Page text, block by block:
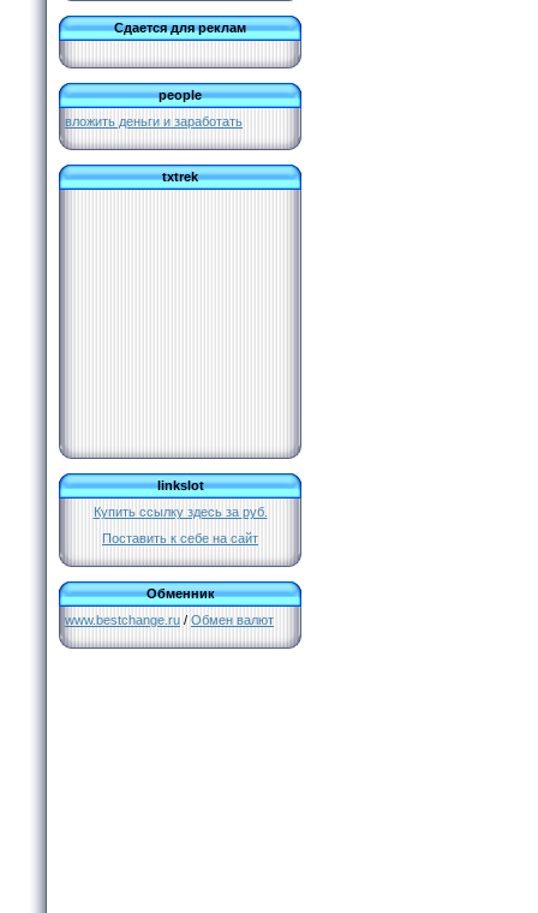
Сдается для реклам
people
вложить деньги и заработать
txtrek
linkslot
Купить ссылку здесь за руб.
Поставить к себе на сайт
Обменник
www.bestchange.ru / Обмен валют